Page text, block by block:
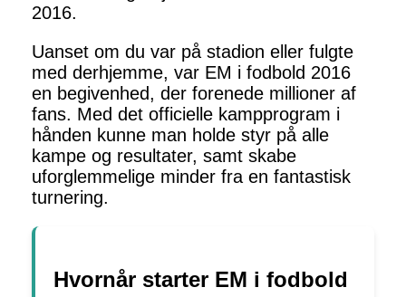
2016.
Uanset om du var på stadion eller fulgte
med derhjemme, var EM i fodbold 2016
en begivenhed, der forenede millioner af
fans. Med det officielle kampprogram i
hånden kunne man holde styr på alle
kampe og resultater, samt skabe
uforglemmelige minder fra en fantastisk
turnering.
Hvornår starter EM i fodbold